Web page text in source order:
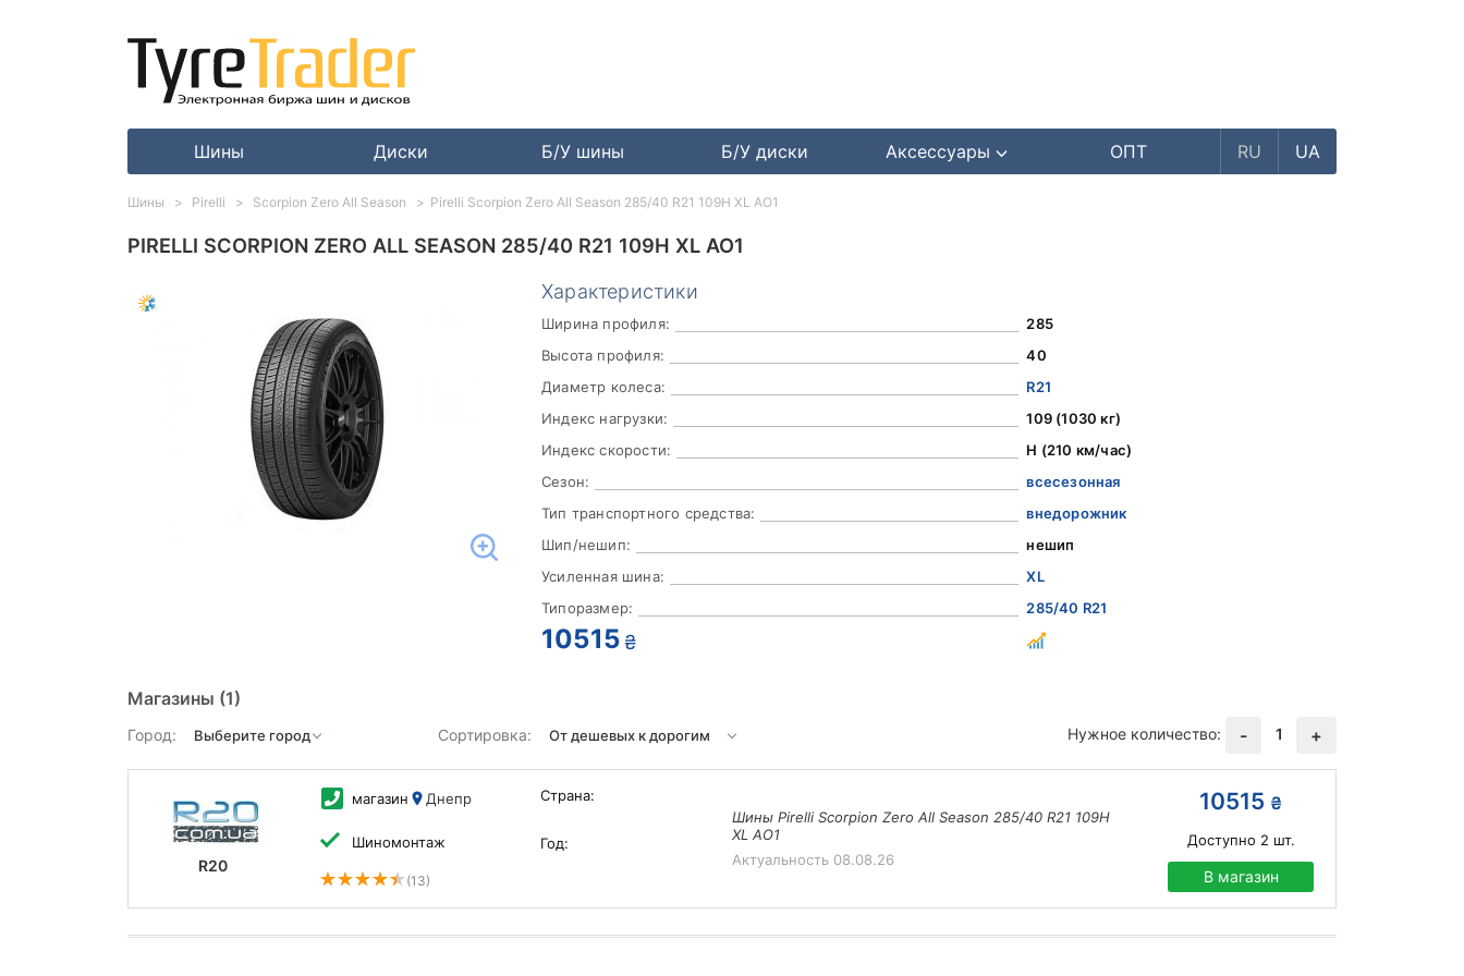
Шины Диски Б/У шины Б/У диски Аксессуары ОПТ RU UA
PIRELLI SCORPION ZERO ALL SEASON 285/40 R21 109H XL AO1
Характеристики
Ширина профиля:
285
Высота профиля:
40
Диаметр колеса:
R21
Индекс нагрузки:
109 (1030 кг)
Индекс скорости:
H (210 км/час)
Сезон:
всесезонная
Тип транспортного средства:
внедорожник
Шип/нешип:
нешип
Усиленная шина:
XL
Типоразмер:
285/40 R21
10515 ₴
Магазины (1)
Город: Сортировка: Нужное количество: - 1 +
R20
магазин Днепр
Шиномонтаж
(13)
Страна:
Год:
Шины Pirelli Scorpion Zero All Season 285/40 R21 109H
XL AO1
Актуальность 08.08.26
10515 ₴
Доступно 2 шт.
В магазин
Шины Pirelli Scorpion Zero All Season Pirelli Scorpion Zero All Season 285/40 R21 109H XL AO1